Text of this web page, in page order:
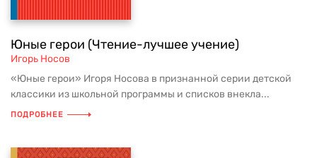
Юные герои (Чтение-лучшее учение)
Игорь Носов
«Юные герои» Игоря Носова в признанной серии детской
классики из школьной программы и списков внекла...
ПОДРОБНЕЕ